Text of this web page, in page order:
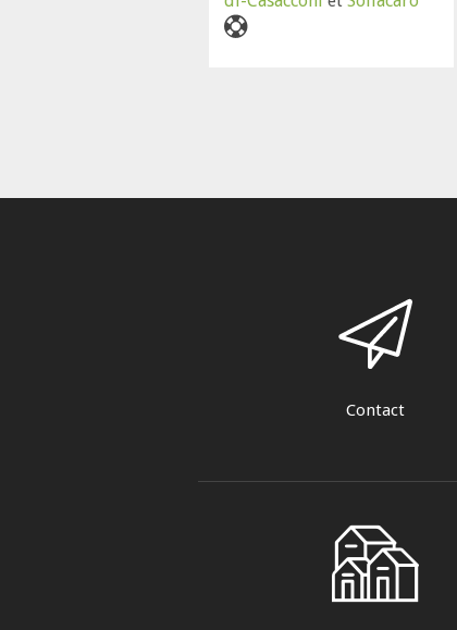
Contact